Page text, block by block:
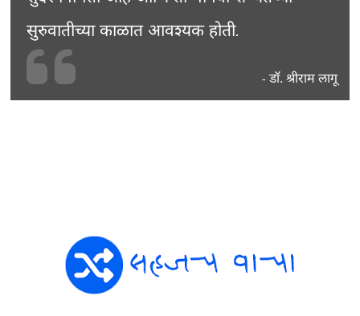
सुरुवातीच्या काळात आवश्यक होती.
- डॉ. श्रीराम लागू